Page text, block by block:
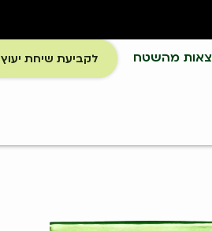
מהשטח לקביעת שיחת יעוץ